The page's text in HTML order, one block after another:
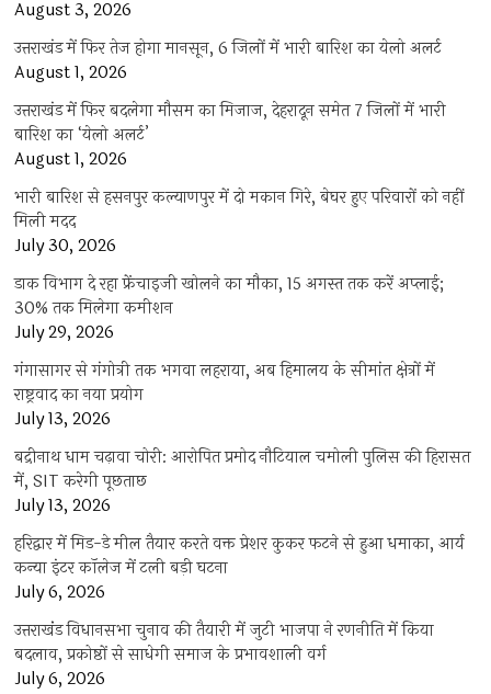
August 3, 2026
उत्तराखंड में फिर तेज होगा मानसून, 6 जिलों में भारी बारिश का येलो अलर्ट
August 1, 2026
उत्तराखंड में फिर बदलेगा मौसम का मिजाज, देहरादून समेत 7 जिलों में भारी
बारिश का ‘येलो अलर्ट’
August 1, 2026
भारी बारिश से हसनपुर कल्याणपुर में दो मकान गिरे, बेघर हुए परिवारों को नहीं
मिली मदद
July 30, 2026
डाक विभाग दे रहा फ्रेंचाइजी खोलने का मौका, 15 अगस्त तक करें अप्लाई;
30% तक मिलेगा कमीशन
July 29, 2026
गंगासागर से गंगोत्री तक भगवा लहराया, अब हिमालय के सीमांत क्षेत्रों में
राष्ट्रवाद का नया प्रयोग
July 13, 2026
बद्रीनाथ धाम चढ़ावा चोरी: आरोपित प्रमोद नौटियाल चमोली पुलिस की हिरासत
में, SIT करेगी पूछताछ
July 13, 2026
हरिद्वार में मिड-डे मील तैयार करते वक्त प्रेशर कुकर फटने से हुआ धमाका, आर्य
कन्या इंटर कॉलेज में टली बड़ी घटना
July 6, 2026
उत्तराखंंड विधानसभा चुनाव की तैयारी में जुटी भाजपा ने रणनीति में किया
बदलाव, प्रकोष्ठों से साधेगी समाज के प्रभावशाली वर्ग
July 6, 2026